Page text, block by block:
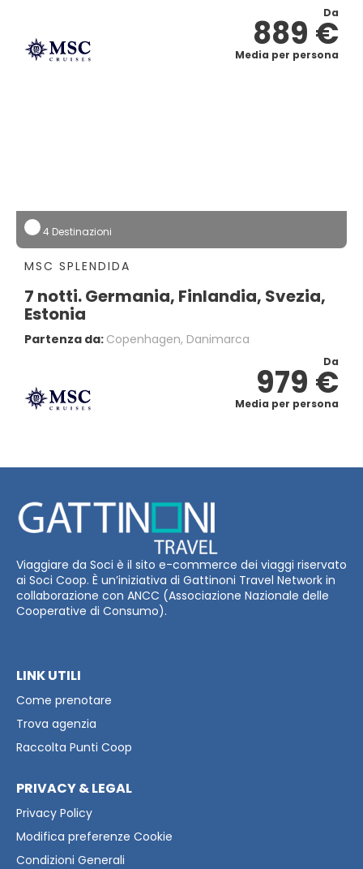
Da
889 €
Media per persona
4 Destinazioni
MSC SPLENDIDA
7 notti. Germania, Finlandia, Svezia,
Estonia
Partenza da: Copenhagen, Danimarca
Da
979 €
Media per persona
Viaggiare da Soci è il sito e-commerce dei viaggi riservato
ai Soci Coop. È un’iniziativa di Gattinoni Travel Network in
collaborazione con ANCC (Associazione Nazionale delle
Cooperative di Consumo).
LINK UTILI
Come prenotare
Trova agenzia
Raccolta Punti Coop
PRIVACY & LEGAL
Privacy Policy
Modifica preferenze Cookie
Condizioni Generali